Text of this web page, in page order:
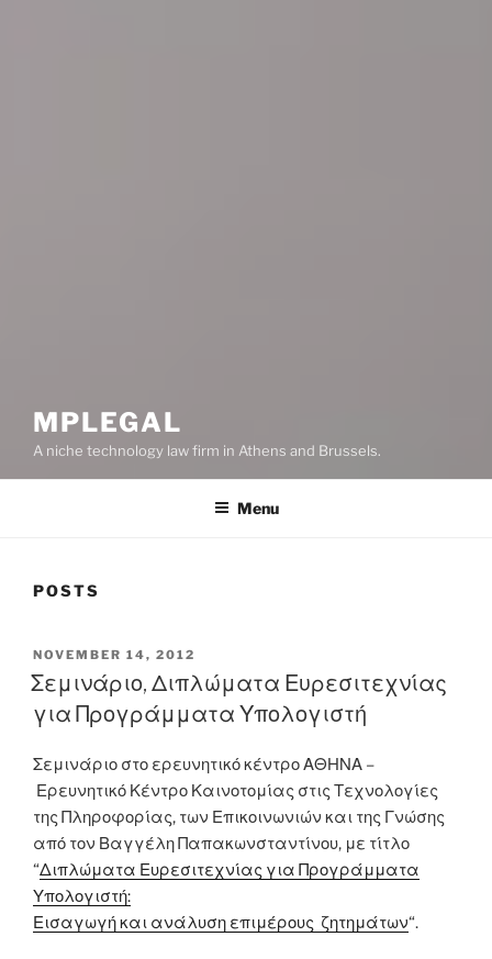
MPLEGAL
A niche technology law firm in Athens and Brussels.
Menu
POSTS
POSTED
ON
NOVEMBER 14, 2012
Σεμινάριο, Διπλώματα Ευρεσιτεχνίας
για Προγράμματα Υπολογιστή
Σεμινάριο στο ερευνητικό κέντρο ΑΘΗΝΑ –
Ερευνητικό Κέντρο Καινοτομίας στις Τεχνολογίες
της Πληροφορίας, των Επικοινωνιών και της Γνώσης
από τον Βαγγέλη Παπακωνσταντίνου, με τίτλο
“Διπλώματα Ευρεσιτεχνίας για Προγράμματα
Υπολογιστή:
Εισαγωγή και ανάλυση επιμέρους ζητημάτων“.